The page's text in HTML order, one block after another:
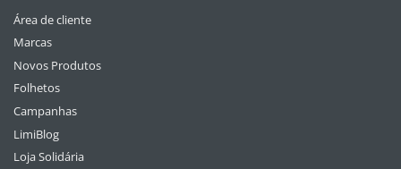
Área de cliente
Marcas
Novos Produtos
Folhetos
Campanhas
LimiBlog
Loja Solidária